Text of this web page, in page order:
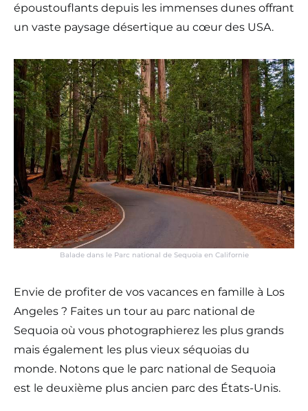
époustouflants depuis les immenses dunes offrant
un vaste paysage désertique au cœur des USA.
Balade dans le Parc national de Sequoia en Californie
Envie de profiter de vos vacances en famille à Los
Angeles ? Faites un tour au parc national de
Sequoia où vous photographierez les plus grands
mais également les plus vieux séquoias du
monde. Notons que le parc national de Sequoia
est le deuxième plus ancien parc des États-Unis.